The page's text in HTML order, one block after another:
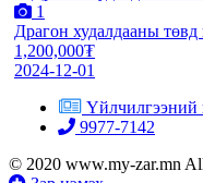
1
Драгон худалдааны
1,200,000₮
2024-12-01
Үйлчилгээний
9977-7142
© 2020 www.my-zar.mn